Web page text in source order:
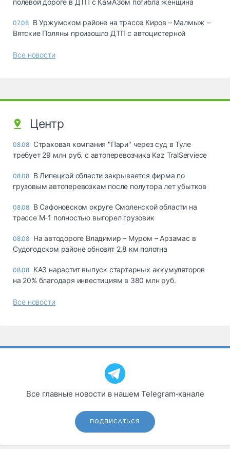
полевой дороге в ДТП с КамАЗом погибла женщина
07.08 В Уржумском районе на трассе Киров – Малмыж –
Вятские Поляны произошло ДТП с автоцистерной
Все новости
Центр
08.08 Страховая компания "Пари" через суд в Туле
требует 29 млн руб. с автоперевозчика Kaz TralServiece
08.08 В Липецкой области закрывается фирма по
грузовым автоперевозкам после полутора лет убытков
08.08 В Сафоновском округе Смоленской области на
трассе М-1 полностью выгорел грузовик
08.08 На автодороге Владимир – Муром – Арзамас в
Судогодском районе обновят 2,8 км полотна
08.08 КАЗ нарастит выпуск стартерных аккумуляторов
на 20% благодаря инвестициям в 380 млн руб.
Все новости
Все главные новости в нашем Telegram‑канале
ПОДПИСАТЬСЯ